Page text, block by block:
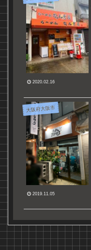
2020.02.16
大阪府大阪市
2019.11.05